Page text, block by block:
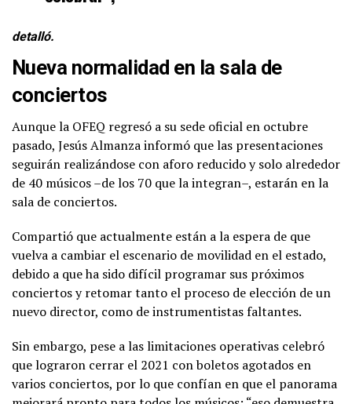
detalló.
Nueva normalidad en la sala de
conciertos
Aunque la OFEQ regresó a su sede oficial en octubre
pasado, Jesús Almanza informó que las presentaciones
seguirán realizándose con aforo reducido y solo alrededor
de 40 músicos –de los 70 que la integran–, estarán en la
sala de conciertos.
Compartió que actualmente están a la espera de que
vuelva a cambiar el escenario de movilidad en el estado,
debido a que ha sido difícil programar sus próximos
conciertos y retomar tanto el proceso de elección de un
nuevo director, como de instrumentistas faltantes.
Sin embargo, pese a las limitaciones operativas celebró
que lograron cerrar el 2021 con boletos agotados en
varios conciertos, por lo que confían en que el panorama